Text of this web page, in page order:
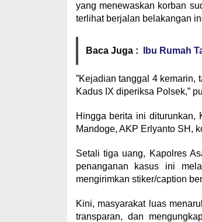
yang menewaskan korban
terlihat berjalan belakangan
Baca Juga : Ibu Rumah
​”Kejadian tanggal 4 kemarin,
Kadus IX diperiksa Polsek,”
​Hingga berita ini diturunkan,
Mandoge, AKP Erlyanto SH,
​Setali tiga uang, Kapolres
penanganan kasus ini
mengirimkan stiker/caption
​Kini, masyarakat luas
transparan, dan